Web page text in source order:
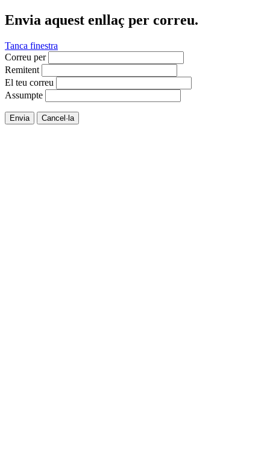
Envia aquest enllaç per correu.
Tanca finestra
Correu per
Remitent
El teu correu
Assumpte
Envia Cancel·la